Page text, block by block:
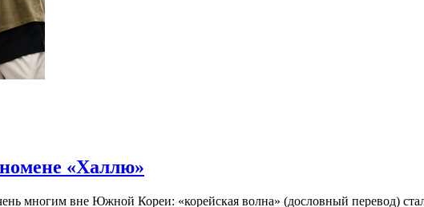
«Халлю»
многим вне Южной Кореи: «корейская волна» (дословный перевод)